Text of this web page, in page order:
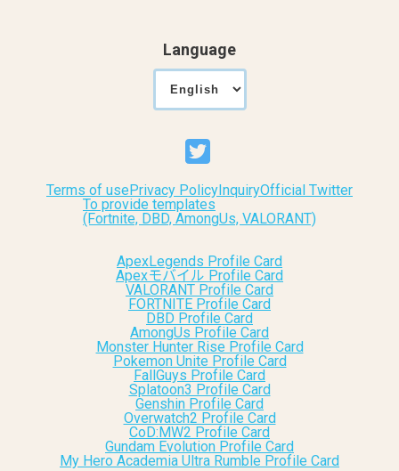
Language
Terms of usePrivacy Policy InquiryOfficial Twitter
To provide templates
(Fortnite, DBD, AmongUs, VALORANT)
ApexLegends Profile Card
Apexモバイル Profile Card
VALORANT Profile Card
FORTNITE Profile Card
DBD Profile Card
AmongUs Profile Card
Monster Hunter Rise Profile Card
Pokemon Unite Profile Card
FallGuys Profile Card
Splatoon3 Profile Card
Genshin Profile Card
Overwatch2 Profile Card
CoD:MW2 Profile Card
Gundam Evolution Profile Card
My Hero Academia Ultra Rumble Profile Card